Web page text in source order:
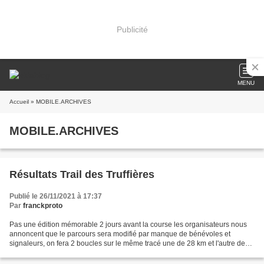
Publicité
MENU
Accueil » MOBILE.ARCHIVES
MOBILE.ARCHIVES
Résultats Trail des Truffières
Publié le 26/11/2021 à 17:37
Par franckproto
Pas une édition mémorable 2 jours avant la course les organisateurs nous
annoncent que le parcours sera modifié par manque de bénévoles et
signaleurs, on fera 2 boucles sur le même tracé une de 28 km et l'autre de